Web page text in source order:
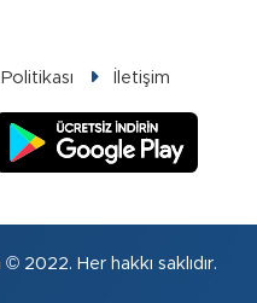
İletişim
2022. Her hakkı saklıdır.